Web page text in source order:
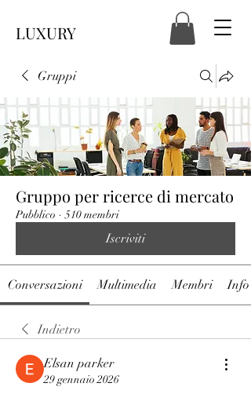
LUXURY
Gruppi
Gruppo per ricerce di mercato
Pubblico · 510 membri
Iscriviti
Conversazioni Multimedia Membri Info
Indietro
Elsan parker
29 gennaio 2026